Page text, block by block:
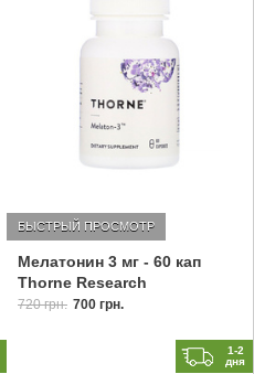
Мелатонин 3 мг - 60 кап
Thorne Research
БЫСТРЫЙ ПРОСМОТР
720 грн. 700 грн.
1-2
дня